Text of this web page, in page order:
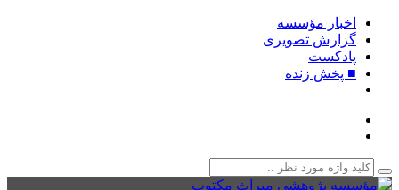
اخبار مؤسسه
گزارش تصویری
پادکست‌
■ پخش زنده